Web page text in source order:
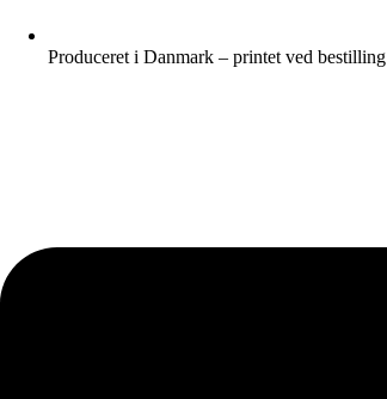
Produceret i Danmark – printet ved bestilling